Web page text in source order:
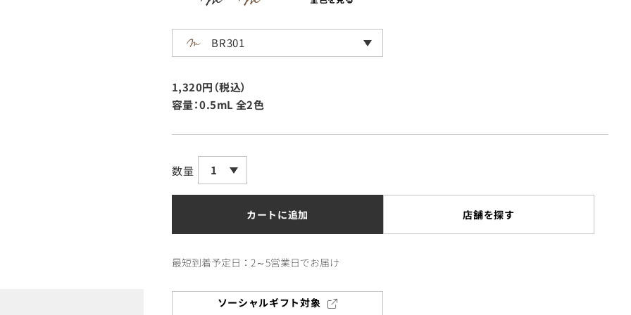
BR301
1,320円（税込）
容量：0.5mL 全2色
数量 1
カートに追加 店舗を探す
最短到着予定日：2～5営業日でお届け
ソーシャルギフト対象